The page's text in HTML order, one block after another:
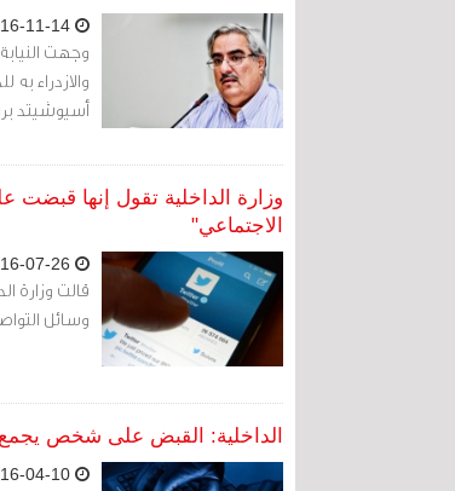
والازدراء
أسيوشيتد
وزارة الداخلية تقول إنها
الاجتماعي"
قالت وزارة
وسائل
الداخلية: القبض على شخص يجمع